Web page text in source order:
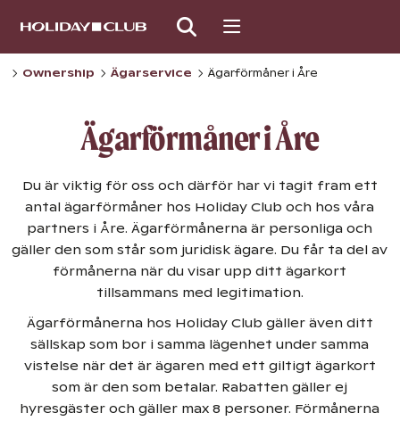
Ownership Ägarservice Ägarförmåner i Åre
Ägarförmåner i Åre
Du är viktig för oss och därför har vi tagit fram ett
antal ägarförmåner hos Holiday Club och hos våra
partners i Åre. Ägarförmånerna är personliga och
gäller den som står som juridisk ägare. Du får ta del av
förmånerna när du visar upp ditt ägarkort
tillsammans med legitimation.
Ägarförmånerna hos Holiday Club gäller även ditt
sällskap som bor i samma lägenhet under samma
vistelse när det är ägaren med ett giltigt ägarkort
som är den som betalar. Rabatten gäller ej
hyresgäster och gäller max 8 personer. Förmånerna